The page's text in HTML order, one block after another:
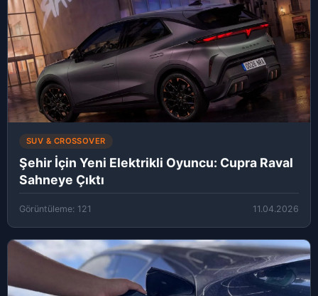
SUV & CROSSOVER
Şehir İçin Yeni Elektrikli Oyuncu: Cupra Raval
Sahneye Çıktı
Görüntüleme: 121 11.04.2026